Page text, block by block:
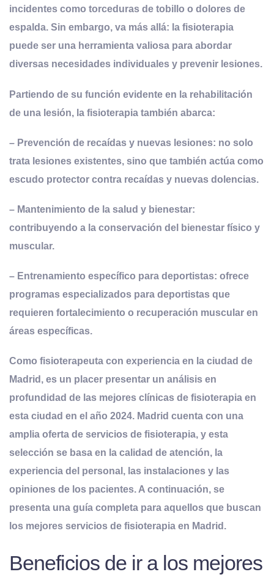
incidentes como torceduras de tobillo o dolores de
espalda. Sin embargo, va más allá: la fisioterapia
puede ser una herramienta valiosa para abordar
diversas necesidades individuales y prevenir lesiones.
Partiendo de su función evidente en la rehabilitación
de una lesión, la fisioterapia también abarca:
– Prevención de recaídas y nuevas lesiones: no solo
trata lesiones existentes, sino que también actúa como
escudo protector contra recaídas y nuevas dolencias.
– Mantenimiento de la salud y bienestar:
contribuyendo a la conservación del bienestar físico y
muscular.
– Entrenamiento específico para deportistas: ofrece
programas especializados para deportistas que
requieren fortalecimiento o recuperación muscular en
áreas específicas.
Como fisioterapeuta con experiencia en la ciudad de
Madrid, es un placer presentar un análisis en
profundidad de las mejores clínicas de fisioterapia en
esta ciudad en el año 2024. Madrid cuenta con una
amplia oferta de servicios de fisioterapia, y esta
selección se basa en la calidad de atención, la
experiencia del personal, las instalaciones y las
opiniones de los pacientes. A continuación, se
presenta una guía completa para aquellos que buscan
los mejores servicios de fisioterapia en Madrid.
Beneficios de ir a los mejores